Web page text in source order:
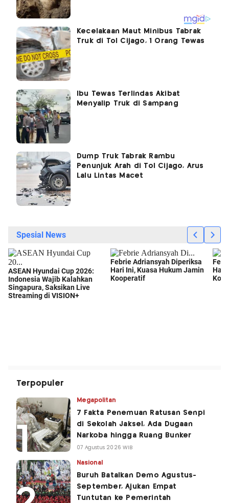
Kecelakaan Maut Minibus Tabrak
Truk di Tol Cijago, 1 Orang Tewas
Ibu Tewas Terlindas Akibat
Menyalip Truk di Sampang
Dump Truk Tabrak Rambu
Penunjuk Arah di Tol Cijago, Arus
Lalu Lintas Macet
Terpopuler
Megapolitan
7 Fakta Penemuan Ratusan Senpi
di Sekolah Jaksel, Ada Dugaan
Narkoba hingga Ruang Bunker
07 Agustus 2026 WIB
Nasional
Buruh Batalkan Demo Agustus-
September, Ajukan Empat
Tuntutan ke Pemerintah